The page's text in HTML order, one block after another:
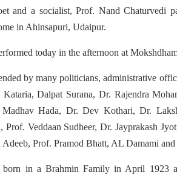
and a socialist, Prof. Nand Chaturvedi
in Ahinsapuri, Udaipur.
today in the afternoon at
by many politicians, administrative
Dalpat Surana, Dr. Rajendra
Hada, Dr. Dev Kothari, Dr.
Prof. Veddaan Sudheer, Dr. Jayprakash
Prof. Pramod Bhatt, AL Damami and
born in a Brahmin Family in April 1923